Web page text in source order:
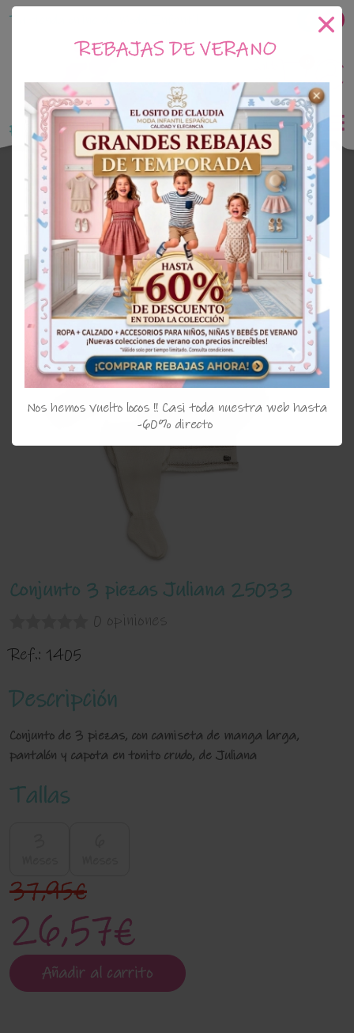
El Osito de Claudia
Tu tienda online de Moda Infantil
0€
Outlet Niña
OUTLET
30%
Conjunto 3 piezas Juliana 25033
0 opiniones
Ref.: 1405
Descripción
Conjunto de 3 piezas, con camiseta de manga larga,
pantalón y capota en tonito crudo, de Juliana
Tallas
26,57€
37,95€
Añadir al carrito
REBAJAS DE VERANO
Nos hemos vuelto locos !! Casi toda nuestra web hasta
-60% directo